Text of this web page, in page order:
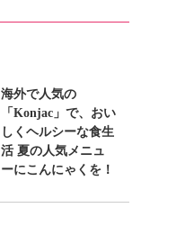
海外で人気の
「Konjac」で、おい
しくヘルシーな食生
活 夏の人気メニュ
ーにこんにゃくを！